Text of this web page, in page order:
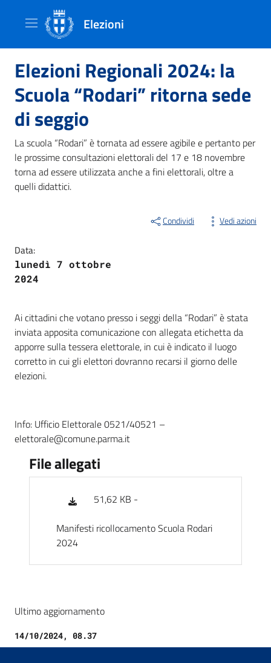
Elezioni
Elezioni Regionali 2024: la
Scuola “Rodari” ritorna sede
di seggio
La scuola “Rodari” è tornata ad essere agibile e pertanto per
le prossime consultazioni elettorali del 17 e 18 novembre
torna ad essere utilizzata anche a fini elettorali, oltre a
quelli didattici.
Condividi Vedi azioni
Data:
lunedì 7 ottobre
2024
Ai cittadini che votano presso i seggi della “Rodari” è stata
inviata apposita comunicazione con allegata etichetta da
apporre sulla tessera elettorale, in cui è indicato il luogo
corretto in cui gli elettori dovranno recarsi il giorno delle
elezioni.
Info: Ufficio Elettorale 0521/40521 –
elettorale@comune.parma.it
File allegati
51,62 KB -
Manifesti ricollocamento Scuola Rodari
2024
Ultimo aggiornamento
14/10/2024, 08.37